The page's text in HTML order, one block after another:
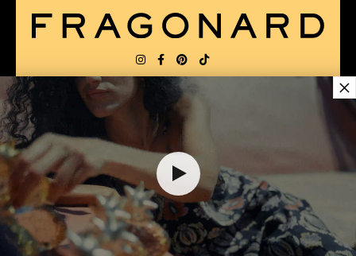
US
ÉLU MEILLEUR SITE DE COMMERCE
en ligne 2025 par le magazine Capital
×